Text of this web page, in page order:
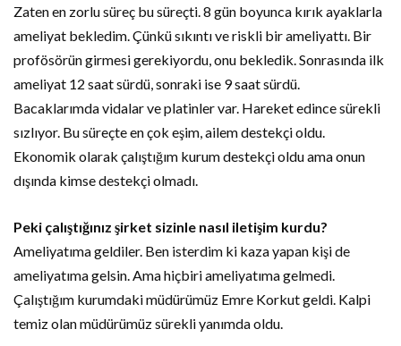
Zaten en zorlu süreç bu süreçti. 8 gün boyunca kırık ayaklarla
ameliyat bekledim. Çünkü sıkıntı ve riskli bir ameliyattı. Bir
profösörün girmesi gerekiyordu, onu bekledik. Sonrasında ilk
ameliyat 12 saat sürdü, sonraki ise 9 saat sürdü.
Bacaklarımda vidalar ve platinler var. Hareket edince sürekli
sızlıyor. Bu süreçte en çok eşim, ailem destekçi oldu.
Ekonomik olarak çalıştığım kurum destekçi oldu ama onun
dışında kimse destekçi olmadı.
Peki çalıştığınız şirket sizinle nasıl iletişim kurdu?
Ameliyatıma geldiler. Ben isterdim ki kaza yapan kişi de
ameliyatıma gelsin. Ama hiçbiri ameliyatıma gelmedi.
Çalıştığım kurumdaki müdürümüz Emre Korkut geldi. Kalpi
temiz olan müdürümüz sürekli yanımda oldu.